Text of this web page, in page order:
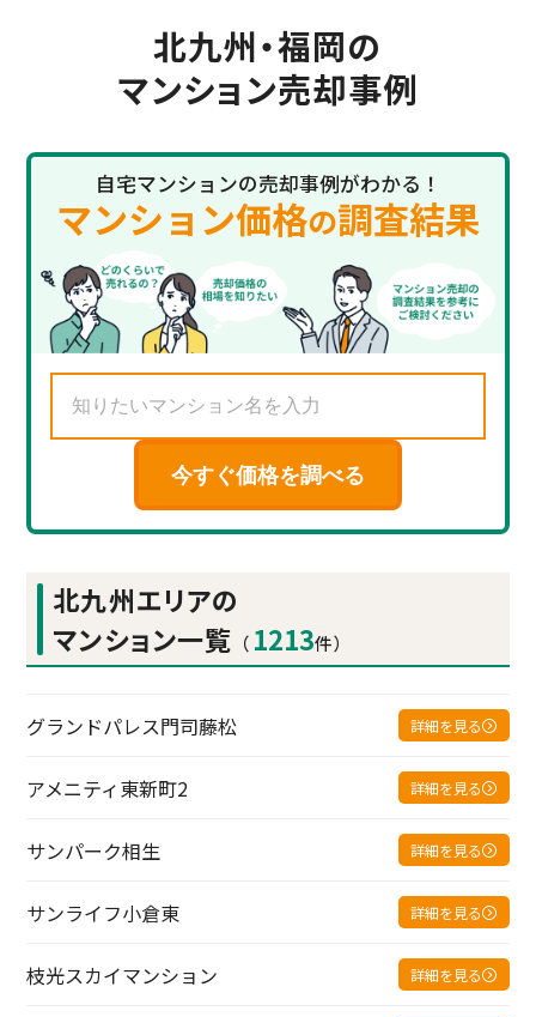
北九州・福岡の
マンション売却事例
自宅マンションの売却事例がわかる！
マンション価格の調査結果
今すぐ価格を調べる
北九州エリアの
マンション一覧 （ 1213件）
グランドパレス門司藤松 詳細を見る
アメニティ東新町2 詳細を見る
サンパーク相生 詳細を見る
サンライフ小倉東 詳細を見る
枝光スカイマンション 詳細を見る